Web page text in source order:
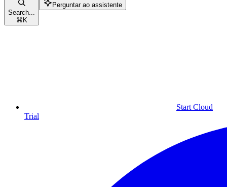
Search...
⌘ K
Perguntar ao assistente
Start Cloud
Trial